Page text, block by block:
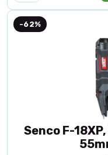
-62%
Senco F-